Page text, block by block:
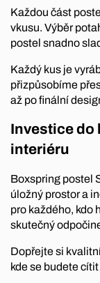
Každou část
vkusu. Výběr
postel snadno
Každý kus je
přizpůsobíme
až po finální
Investice do
interiéru
Boxspring postel
úložný prostor a
pro každého, kdo
skutečný
Dopřejte si
kde se budete